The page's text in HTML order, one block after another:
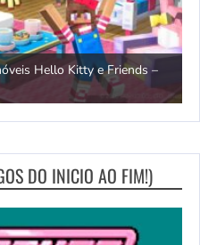
Hello Kitty e Friends –
DO INICIO AO FIM!)